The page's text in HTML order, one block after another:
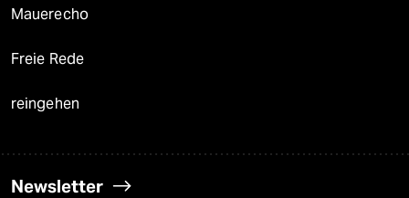
Mauerecho
Freie Rede
reingehen
Newsletter